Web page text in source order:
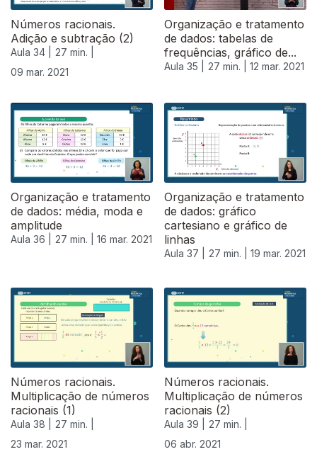
Números racionais.
Adição e subtração (2)
Aula 34 |
27 min. |
09 mar. 2021
Organização e tratamento
de dados: tabelas de
frequências, gráfico de...
Aula 35 | 27 min. | 12 mar. 2021
Organização e tratamento
de dados: média, moda e
amplitude
Aula 36 | 27 min. | 16 mar. 2021
Organização e tratamento
de dados: gráfico
cartesiano e gráfico de
linhas
Aula 37 | 27 min. | 19 mar. 2021
Números racionais.
Multiplicação de números
racionais (1)
Aula 38 |
27 min. |
23 mar. 2021
Números racionais.
Multiplicação de números
racionais (2)
Aula 39 |
27 min. |
06 abr. 2021